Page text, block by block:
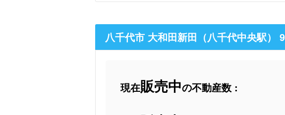
八千代市 大和田新田（八千代中央駅）
現在販売中の不動産数 :